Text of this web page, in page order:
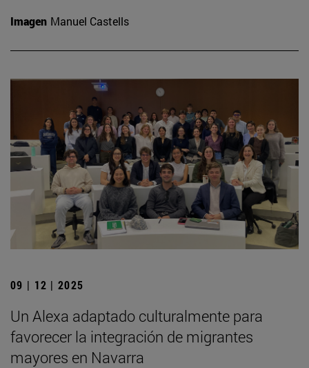
Imagen Manuel Castells
09 | 12 | 2025
Un Alexa adaptado culturalmente para
favorecer la integración de migrantes
mayores en Navarra